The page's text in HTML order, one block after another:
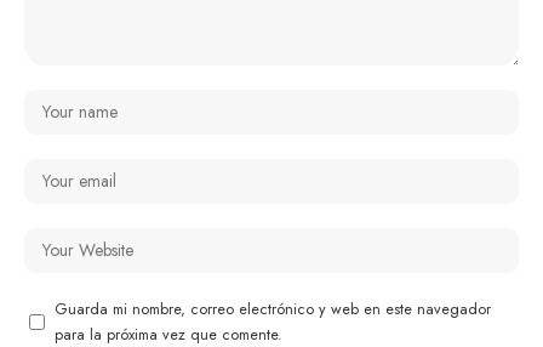
Guarda mi nombre, correo electrónico y web en este navegador
para la próxima vez que comente.